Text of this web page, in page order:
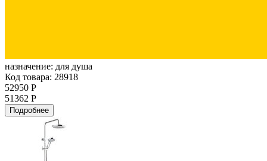
назначение: для душа
Код товара: 28918
52950 Р
51362 Р
Подробнее